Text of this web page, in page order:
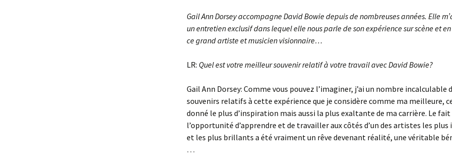
Gail Ann Dorsey accompagne David Bowie depuis de nombreuses années. Elle
un entretien exclusif dans lequel elle nous parle de son expérience sur scène et
ce grand artiste et musicien visionnaire…
LR: Quel est votre meilleur souvenir relatif à votre travail avec David Bowie?
Gail Ann Dorsey: Comme vous pouvez l’imaginer, j’ai un nombre incalculable
souvenirs relatifs à cette expérience que je considère comme ma meilleure,
donné le plus d’inspiration mais aussi la plus exaltante de ma carrière. Le fait
l’opportunité d’apprendre et de travailler aux côtés d’un des artistes les plus
et les plus brillants a été vraiment un rêve devenant réalité, une véritable
…